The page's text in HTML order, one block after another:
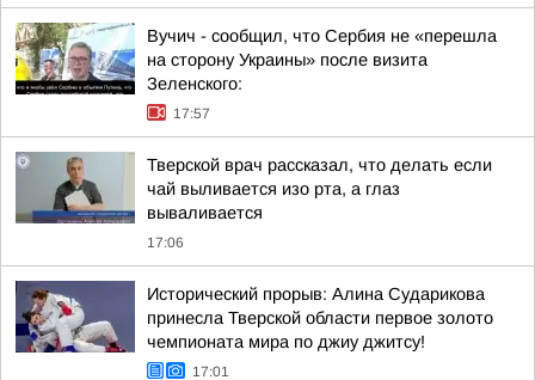
Вучич - сообщил, что Сербия не «перешла
на сторону Украины» после визита
Зеленского:
17:57
Тверской врач рассказал, что делать если
чай выливается изо рта, а глаз
вываливается
17:06
Исторический прорыв: Алина Сударикова
принесла Тверской области первое золото
чемпионата мира по джиу джитсу!
17:01